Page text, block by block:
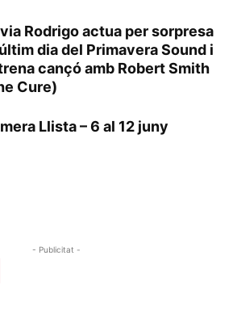
Rodrigo actua per sorpresa
dia del Primavera Sound i
cançó amb Robert Smith
Cure)
Llista – 6 al 12 juny
- Publicitat -